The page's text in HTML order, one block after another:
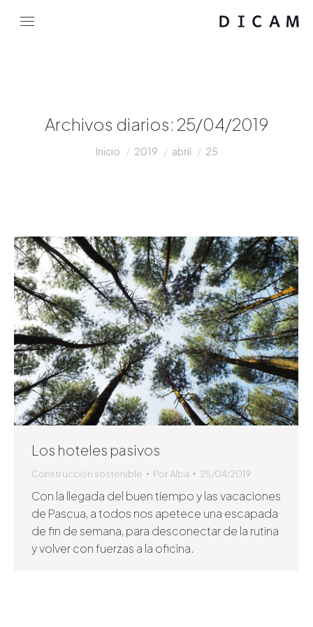
Archivos diarios: 25/04/2019
Estás aquí:
Inicio 2019 abril 25
Los hoteles pasivos
Construcción sostenible PorAlba 25/04/2019
Con la llegada del buen tiempo y las vacaciones
de Pascua, a todos nos apetece una escapada
de fin de semana, para desconectar de la rutina
y volver con fuerzas a la oficina.